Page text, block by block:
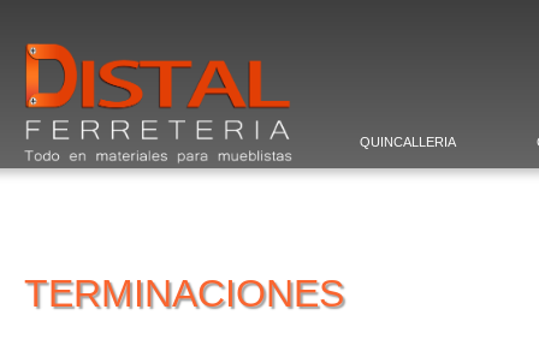
QUINCALLERIA
TERMINACIONES